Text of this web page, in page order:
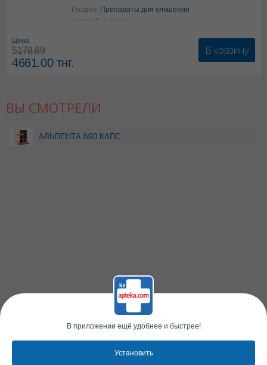
Аргинин
Раздел: Препараты для улчшения
кровообращения
Цена
5178.89
4661.00тнг.
В корзину
ВЫ СМОТРЕЛИ
АЛЬПЕНТА N90 КАПС
В приложении ещё удобнее и быстрее!
Установить